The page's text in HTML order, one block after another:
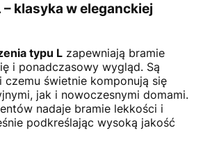
– klasyka w eleganckiej
typu L zapewniają bramie
i ponadczasowy wygląd. Są
czemu świetnie komponują się
jak i nowoczesnymi domami.
nadaje bramie lekkości i
podkreślając wysoką jakość